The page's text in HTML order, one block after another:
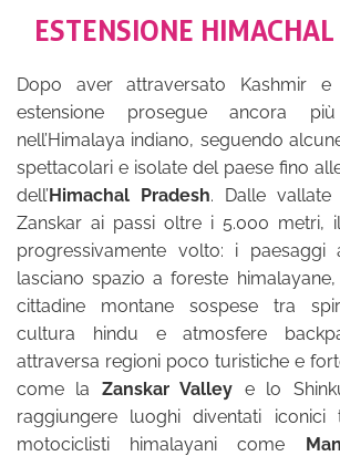
ESTENSIONE
Dopo aver attraversato Kashmir e
estensione prosegue ancora
nell’Himalaya indiano, seguendo
spettacolari e isolate del paese fino
dell’Himachal Pradesh. Dalle vallate
Zanskar ai passi oltre i 5.000 metri,
progressivamente volto: i paesaggi
lasciano spazio a foreste
cittadine montane sospese tra
cultura hindu e atmosfere
attraversa regioni poco turistiche e
come la Zanskar Valley e lo
raggiungere luoghi diventati iconici
motociclisti himalayani come